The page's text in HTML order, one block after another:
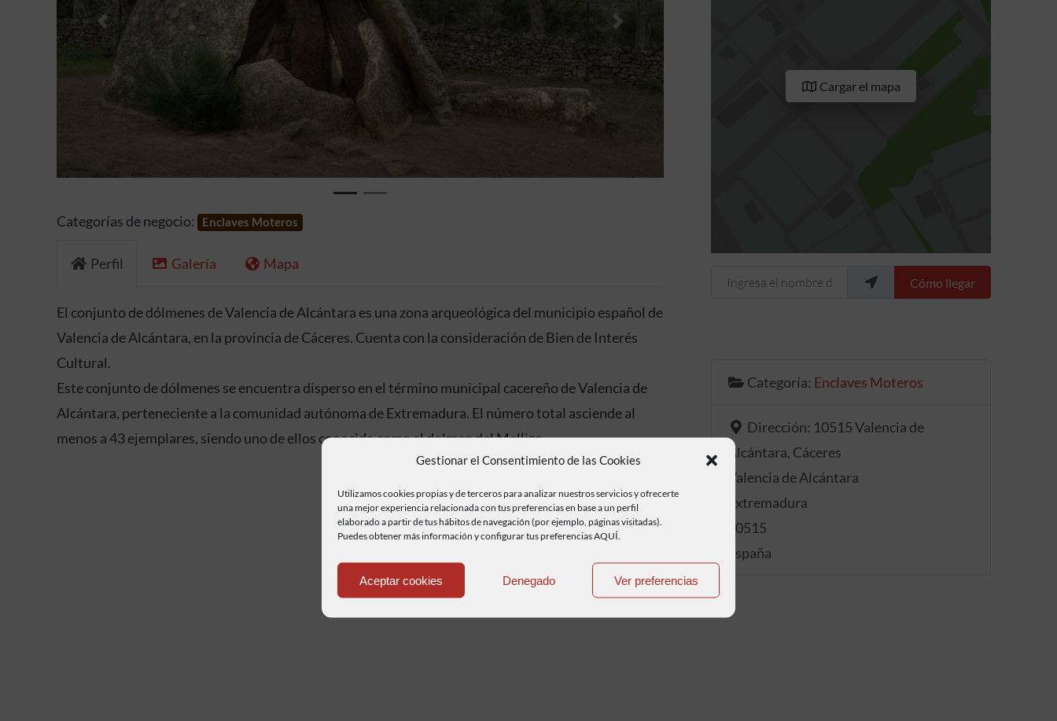
Gestionar el Consentimiento de las Cookies
Utilizamos cookies propias y de terceros para analizar nuestros servicios y ofrecerte
una mejor experiencia relacionada con tus preferencias en base a un perfil
elaborado a partir de tus hábitos de navegación (por ejemplo, páginas visitadas).
Puedes obtener más información y configurar tus preferencias AQUÍ.
Aceptar cookies Denegado Ver preferencias
Anterior Siguiente
Categorías de negocio: Enclaves Moteros
Perfil Galería Mapa
El conjunto de dólmenes de Valencia de Alcántara es una zona arqueológica del municipio español de
Valencia de Alcántara, en la provincia de Cáceres. Cuenta con la consideración de Bien de Interés
Cultural.
Este conjunto de dólmenes se encuentra disperso en el término municipal cacereño de Valencia de
Alcántara, perteneciente a la comunidad autónoma de Extremadura. El número total asciende al
menos a 43 ejemplares, siendo uno de ellos conocido como el dolmen del Mellizo.
Cargar el mapa
Ingresa el nombre de tu ubicaciónCómo llegar
Categoría: Enclaves Moteros
Dirección: 10515 Valencia de
Alcántara, Cáceres
Valencia de Alcántara
Extremadura
10515
España